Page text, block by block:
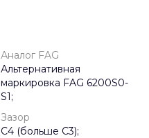
Аналог FAG
Альтернативная
маркировка FAG 6200S0-
S1;
Зазор
C4 (больше С3);